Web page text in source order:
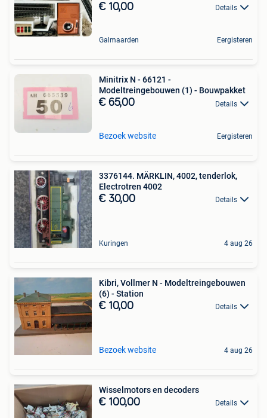
€ 10,00 Details
Galmaarden Eergisteren
Minitrix N - 66121 -
Modeltreingebouwen (1) - Bouwpakket
€ 65,00 Details
Bezoek website Eergisteren
3376144. MÄRKLIN, 4002, tenderlok,
Electrotren 4002
€ 30,00 Details
Kuringen 4 aug 26
Kibri, Vollmer N - Modeltreingebouwen
(6) - Station
€ 10,00 Details
Bezoek website 4 aug 26
Wisselmotors en decoders
€ 100,00 Details